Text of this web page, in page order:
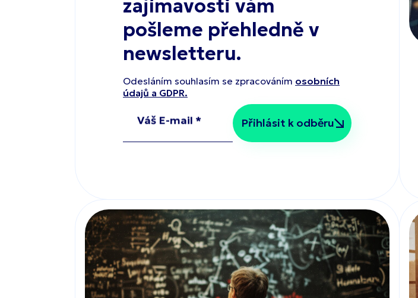
zajímavosti vám
pošleme přehledně v
newsletteru.
Odesláním souhlasím se zpracováním osobních
údajů a GDPR.
Váš E-mail